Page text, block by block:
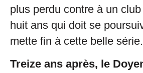
plus perdu contre à un
huit ans qui doit se
mette fin à cette belle série.
Treize ans après, le